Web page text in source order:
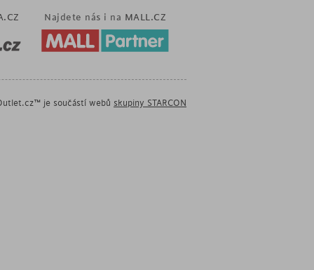
Najdete nás i na MALL.CZ
je součástí webů skupiny STARCON